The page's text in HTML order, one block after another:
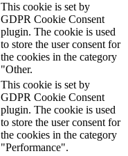
This cookie is set by
GDPR Cookie Consent
plugin. The cookie is used
to store the user consent for
the cookies in the category
"Other.
This cookie is set by
GDPR Cookie Consent
plugin. The cookie is used
to store the user consent for
the cookies in the category
"Performance".